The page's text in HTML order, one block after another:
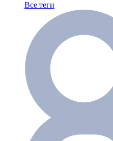
Все теги